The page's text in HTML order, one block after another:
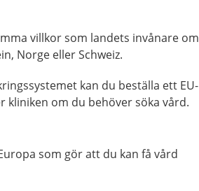
villkor som landets invånare om
Norge eller Schweiz.
kan du beställa ett EU-
kliniken om du behöver söka vård.
som gör att du kan få vård